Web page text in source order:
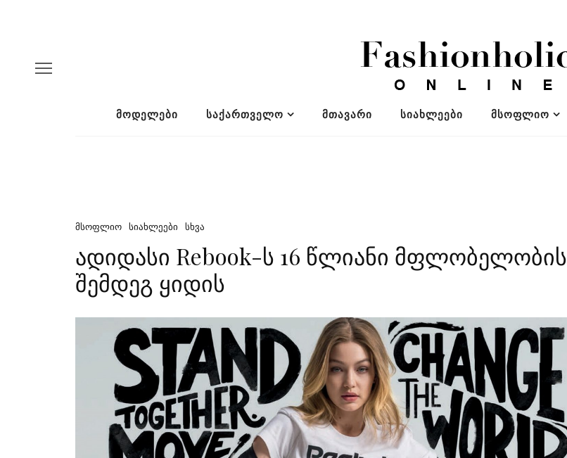
ᲛᲝᲓᲔᲚᲔᲑᲘ ᲡᲐᲥᲐᲠᲗᲕᲔᲚᲝ ᲛᲗᲐᲕᲐᲠᲘ ᲡᲘᲐᲮᲚᲔᲔᲑᲘ ᲛᲡᲝᲤᲚᲘᲝ
ᲛᲡᲝᲤᲚᲘᲝ ᲡᲘᲐᲮᲚᲔᲔᲑᲘ ᲡᲮᲕᲐ
ადიდასი Rebook-ს 16 წლიანი მფლობელობის
შემდეგ ყიდის